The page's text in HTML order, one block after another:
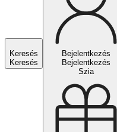
Keresés
Keresés
Bejelentkezés
Bejelentkezés
Szia